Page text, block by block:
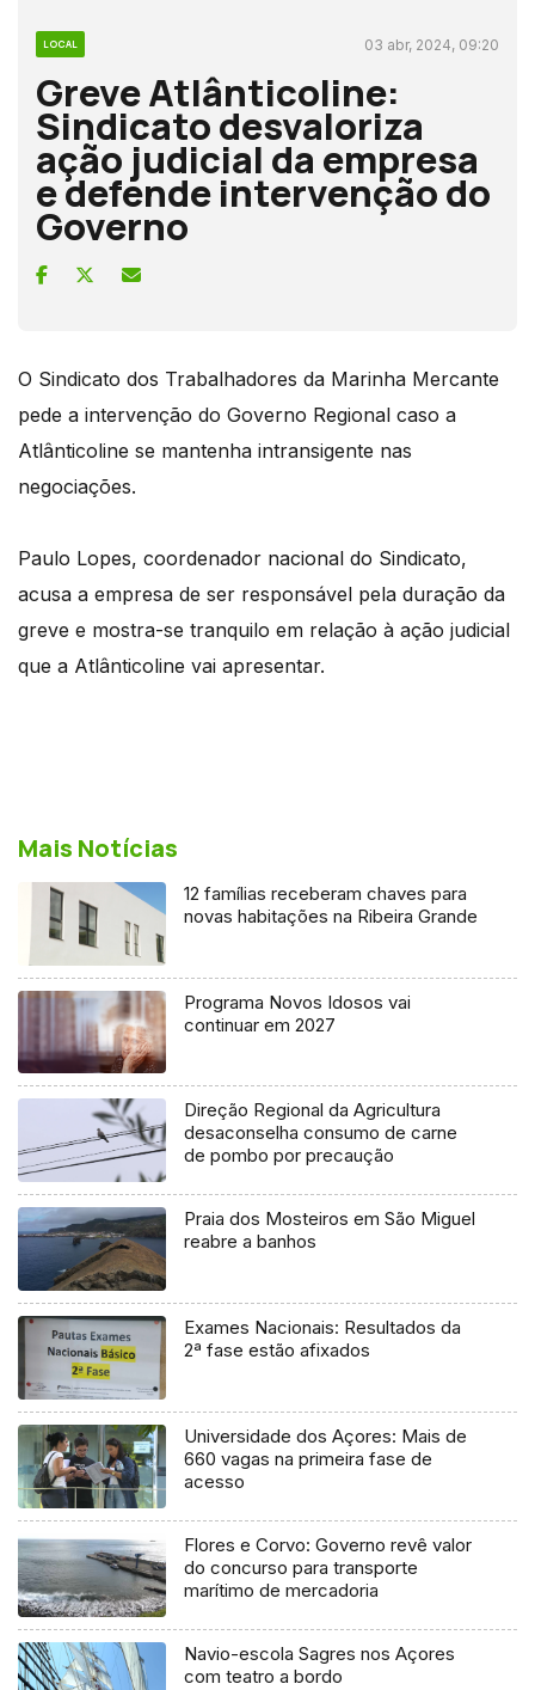
LOCAL 03 abr, 2024, 09:20
Greve Atlânticoline:
Sindicato desvaloriza
ação judicial da empresa
e defende intervenção do
Governo
O Sindicato dos Trabalhadores da Marinha Mercante
pede a intervenção do Governo Regional caso a
Atlânticoline se mantenha intransigente nas
negociações.
Paulo Lopes, coordenador nacional do Sindicato,
acusa a empresa de ser responsável pela duração da
greve e mostra-se tranquilo em relação à ação judicial
que a Atlânticoline vai apresentar.
Mais Notícias
12 famílias receberam chaves para
novas habitações na Ribeira Grande
Programa Novos Idosos vai
continuar em 2027
Direção Regional da Agricultura
desaconselha consumo de carne
de pombo por precaução
Praia dos Mosteiros em São Miguel
reabre a banhos
Exames Nacionais: Resultados da
2ª fase estão afixados
Universidade dos Açores: Mais de
660 vagas na primeira fase de
acesso
Flores e Corvo: Governo revê valor
do concurso para transporte
marítimo de mercadoria
Navio-escola Sagres nos Açores
com teatro a bordo